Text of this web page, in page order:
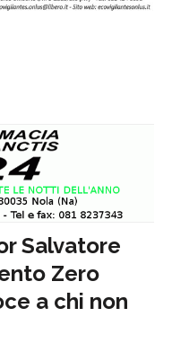
Salvatore
Zero
a chi non